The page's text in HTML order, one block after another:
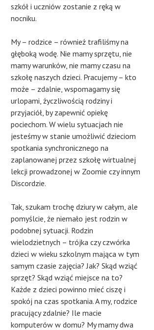
szkół i uczniów zostanie z ręką w
nocniku.
My – rodzice – również trafiliśmy na
głęboką wodę. Nie mamy sprzętu, nie
mamy warunków, nie mamy czasu na
szkołę naszych dzieci. Pracujemy – kto
może – zdalnie, wspomagamy się
urlopami, życzliwością rodziny i
przyjaciół, by zapewnić opiekę
pociechom. W wielu sytuacjach nie
jesteśmy w stanie umożliwić dzieciom
spotkania synchronicznego na
zaplanowanej przez szkołę wirtualnej
lekcji prowadzonej w Zoomie czy innym
Discordzie.
Tak, szukam trochę dziury w całym, ale
pomyślcie, że niemało jest rodzin w
podobnej sytuacji. Rodzin
wielodzietnych – trójka czy czwórka
dzieci w wieku szkolnym mająca w tym
samym czasie zajęcia? Jak? Skąd wziąć
sprzęt? Skąd wziąć miejsce na to?
Każde z dzieci powinno mieć ciszę i
spokój na czas spotkania. A my, rodzice
pracujący zdalnie? Ile macie
komputerów w domu? My mamy dwa